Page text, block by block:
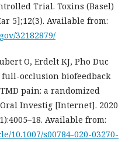
Trial. Toxins (Basel)
5];12(3). Available from:
32182879/
O, Erdelt KJ, Pho Duc
full-occlusion biofeedback
pain: a randomized
Investig [Internet]. 2020
Available from:
10.1007/s00784-020-03270-